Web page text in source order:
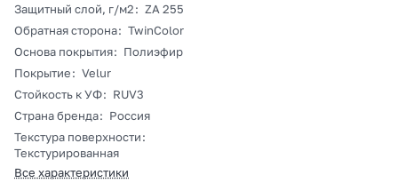
Защитный слой, г/м2: ZA 255
Обратная сторона: TwinColor
Основа покрытия: Полиэфир
Покрытие: Velur
Стойкость к УФ: RUV3
Страна бренда: Россия
Текстура поверхности:
Текстурированная
Все характеристики